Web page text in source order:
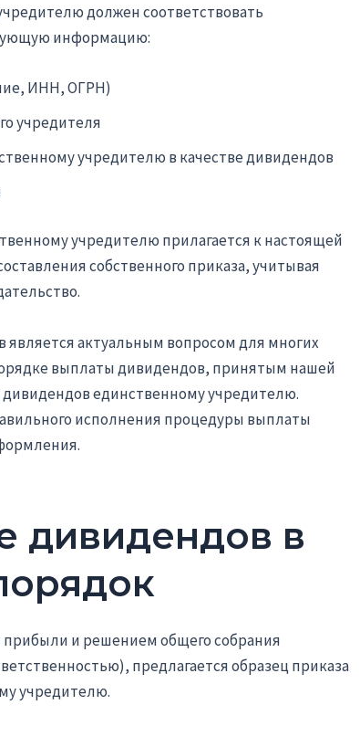
должен соответствовать
информацию:
ИНН, ОГРН)
учредителя
учредителю в качестве дивидендов
учредителю прилагается к настоящей
собственного приказа, учитывая
является актуальным вопросом для многих
выплаты дивидендов, принятым нашей
единственному учредителю.
исполнения процедуры выплаты
дивидендов в
и решением общего собрания
предлагается образец приказа
учредителю.